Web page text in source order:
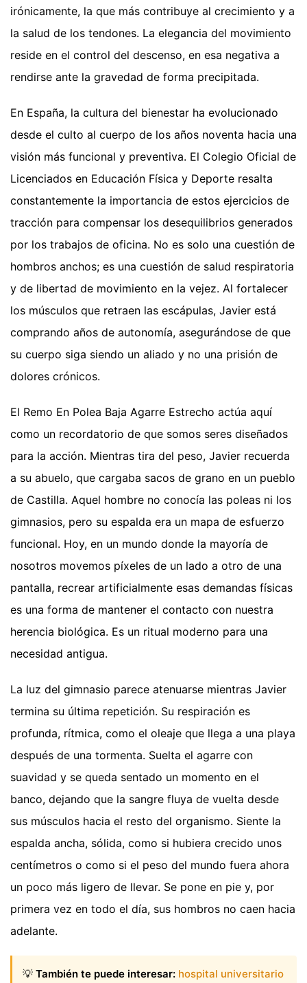
irónicamente, la que más contribuye al crecimiento y a
la salud de los tendones. La elegancia del movimiento
reside en el control del descenso, en esa negativa a
rendirse ante la gravedad de forma precipitada.
En España, la cultura del bienestar ha evolucionado
desde el culto al cuerpo de los años noventa hacia una
visión más funcional y preventiva. El Colegio Oficial de
Licenciados en Educación Física y Deporte resalta
constantemente la importancia de estos ejercicios de
tracción para compensar los desequilibrios generados
por los trabajos de oficina. No es solo una cuestión de
hombros anchos; es una cuestión de salud respiratoria
y de libertad de movimiento en la vejez. Al fortalecer
los músculos que retraen las escápulas, Javier está
comprando años de autonomía, asegurándose de que
su cuerpo siga siendo un aliado y no una prisión de
dolores crónicos.
El Remo En Polea Baja Agarre Estrecho actúa aquí
como un recordatorio de que somos seres diseñados
para la acción. Mientras tira del peso, Javier recuerda
a su abuelo, que cargaba sacos de grano en un pueblo
de Castilla. Aquel hombre no conocía las poleas ni los
gimnasios, pero su espalda era un mapa de esfuerzo
funcional. Hoy, en un mundo donde la mayoría de
nosotros movemos píxeles de un lado a otro de una
pantalla, recrear artificialmente esas demandas físicas
es una forma de mantener el contacto con nuestra
herencia biológica. Es un ritual moderno para una
necesidad antigua.
La luz del gimnasio parece atenuarse mientras Javier
termina su última repetición. Su respiración es
profunda, rítmica, como el oleaje que llega a una playa
después de una tormenta. Suelta el agarre con
suavidad y se queda sentado un momento en el
banco, dejando que la sangre fluya de vuelta desde
sus músculos hacia el resto del organismo. Siente la
espalda ancha, sólida, como si hubiera crecido unos
centímetros o como si el peso del mundo fuera ahora
un poco más ligero de llevar. Se pone en pie y, por
primera vez en todo el día, sus hombros no caen hacia
adelante.
💡 También te puede interesar: hospital universitario